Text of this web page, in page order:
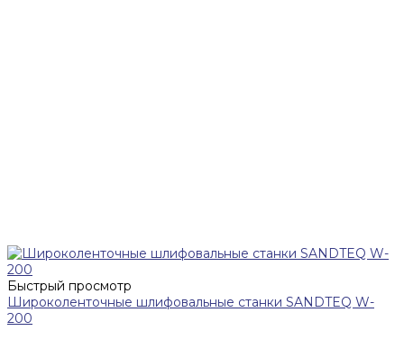
Быстрый просмотр
Широколенточные шлифовальные станки SANDTEQ W-
200